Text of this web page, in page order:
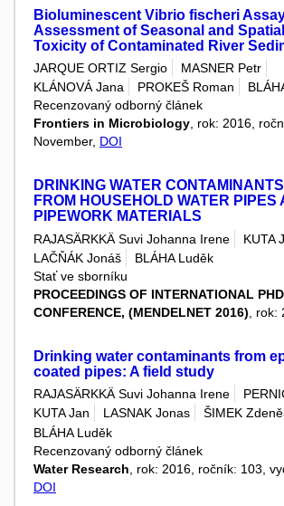
Bioluminescent Vibrio fischeri
Assessment of Seasonal and
Toxicity of Contaminated River
JARQUE ORTIZ Sergio
MASNER Petr
KLÁNOVÁ Jana
PROKEŠ Roman
Recenzovaný odborný článek
Frontiers in Microbiology, rok: 2016,
November, DOI
DRINKING WATER
FROM HOUSEHOLD WATER PIPES
PIPEWORK MATERIALS
RAJASÄRKKÄ Suvi Johanna Irene
KUTA
LAČŇÁK Jonáš
BLÁHA Luděk
Stať ve sborníku
PROCEEDINGS OF INTERNATIONAL
CONFERENCE, (MENDELNET 2016) ,
Drinking water contaminants from
coated pipes: A field study
RAJASÄRKKÄ Suvi Johanna Irene
KUTA Jan
LASNAK Jonas
ŠIMEK
BLÁHA Luděk
Recenzovaný odborný článek
Water Research , rok: 2016, ročník: 103,
DOI